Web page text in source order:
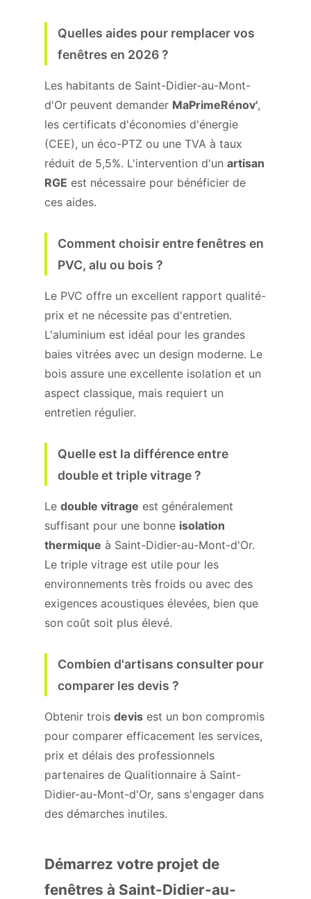
Quelles aides pour remplacer vos
fenêtres en 2026 ?
Les habitants de Saint-Didier-au-Mont-
d'Or peuvent demander MaPrimeRénov',
les certificats d'économies d'énergie
(CEE), un éco-PTZ ou une TVA à taux
réduit de 5,5%. L'intervention d'un artisan
RGE est nécessaire pour bénéficier de
ces aides.
Comment choisir entre fenêtres en
PVC, alu ou bois ?
Le PVC offre un excellent rapport qualité-
prix et ne nécessite pas d'entretien.
L'aluminium est idéal pour les grandes
baies vitrées avec un design moderne. Le
bois assure une excellente isolation et un
aspect classique, mais requiert un
entretien régulier.
Quelle est la différence entre
double et triple vitrage ?
Le double vitrage est généralement
suffisant pour une bonne isolation
thermique à Saint-Didier-au-Mont-d'Or.
Le triple vitrage est utile pour les
environnements très froids ou avec des
exigences acoustiques élevées, bien que
son coût soit plus élevé.
Combien d'artisans consulter pour
comparer les devis ?
Obtenir trois devis est un bon compromis
pour comparer efficacement les services,
prix et délais des professionnels
partenaires de Qualitionnaire à Saint-
Didier-au-Mont-d'Or, sans s'engager dans
des démarches inutiles.
Démarrez votre projet de
fenêtres à Saint-Didier-au-